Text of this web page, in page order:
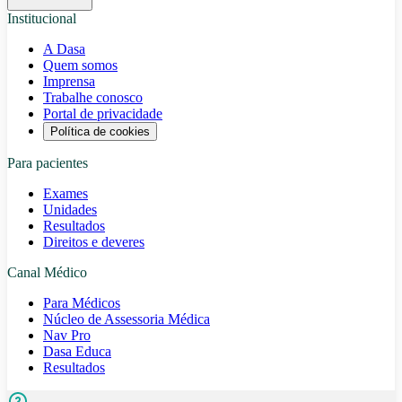
Institucional
A Dasa
Quem somos
Imprensa
Trabalhe conosco
Portal de privacidade
Política de cookies
Para pacientes
Exames
Unidades
Resultados
Direitos e deveres
Canal Médico
Para Médicos
Núcleo de Assessoria Médica
Nav Pro
Dasa Educa
Resultados